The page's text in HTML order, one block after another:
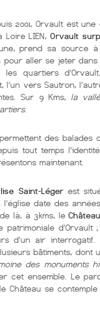
2001, Orvault est une
Loire LIEN, Orvault
prend sa source
aller se jeter dans
quartiers
l’un vers Sautron,
Sur 9 Kms, la
.
des balades
tout temps
maintenant.
Saint-Légerest
l’église date des
là, à 3kms, le
d’Orvault
d’un air interrogatif.
bâtiments, dont
des monuments
cet ensemble. Le
Château se contemple